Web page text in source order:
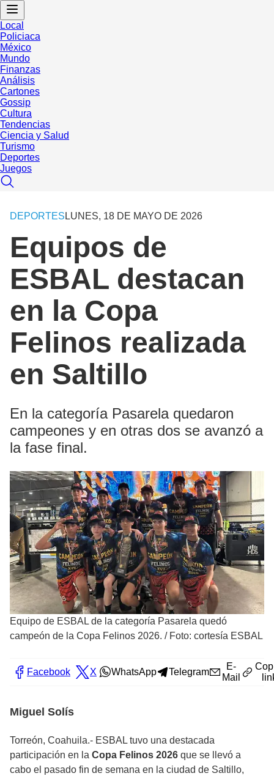
Local
Policiaca
México
Mundo
Finanzas
Análisis
Cartones
Gossip
Cultura
Tendencias
Ciencia y Salud
Turismo
Deportes
Juegos
DEPORTES LUNES, 18 DE MAYO DE 2026
Equipos de
ESBAL destacan
en la Copa
Felinos realizada
en Saltillo
En la categoría Pasarela quedaron
campeones y en otras dos se avanzó a
la fase final.
Equipo de ESBAL de la categoría Pasarela quedó
campeón de la Copa Felinos 2026. / Foto: cortesía ESBAL
Facebook X WhatsApp Telegram
E-
Mail
Miguel Solís
Torreón, Coahuila.- ESBAL tuvo una destacada
participación en la Copa Felinos 2026 que se llevó a
cabo el pasado fin de semana en la ciudad de Saltillo,